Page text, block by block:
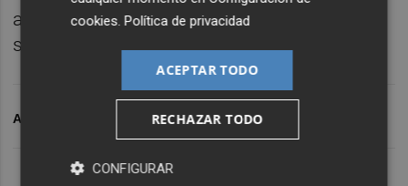
afectats defenen que la pròxima mesura
serà denunciar a l'Ajuntament d'Almenara.
ARCHIVADO EN AJUNTAMENT D'ALMENARA
cookies.Política de privacidad
ACEPTAR TODO
RECHAZAR TODO
CONFIGURAR